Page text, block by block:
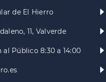
de El Hierro
11, Valverde
Público 8:30 a 14:00